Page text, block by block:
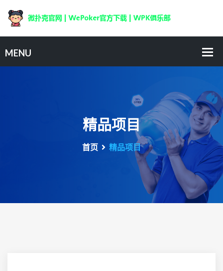
精品项目
首页 精品项目